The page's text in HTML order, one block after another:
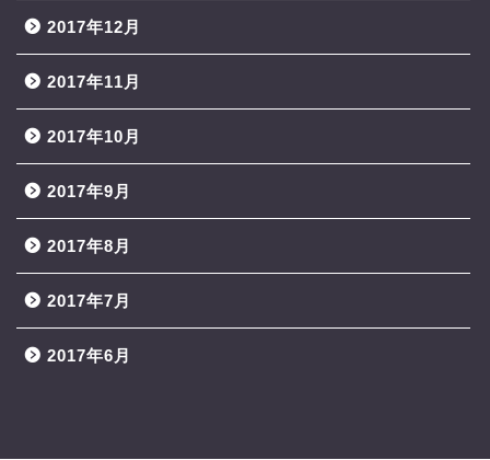
2017年12月
2017年11月
2017年10月
2017年9月
2017年8月
2017年7月
2017年6月